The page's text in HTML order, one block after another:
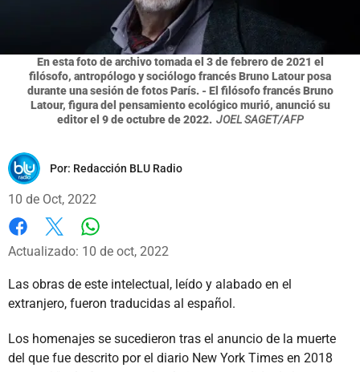
En esta foto de archivo tomada el 3 de febrero de 2021 el
filósofo, antropólogo y sociólogo francés Bruno Latour posa
durante una sesión de fotos París. - El filósofo francés Bruno
Latour, figura del pensamiento ecológico murió, anunció su
editor el 9 de octubre de 2022. JOEL SAGET/AFP
Por: Redacción BLU Radio
10 de Oct, 2022
Facebook
X
Actualizado: 10 de oct, 2022
Las obras de este intelectual, leído y alabado en el
extranjero, fueron traducidas al español.
Los homenajes se sucedieron tras el anuncio de la muerte
del que fue descrito por el diario New York Times en 2018